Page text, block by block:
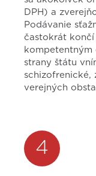
DPH) a
Podávanie
častokrát končí
kompetentným
strany štátu
schizofrenické,
verejných
4